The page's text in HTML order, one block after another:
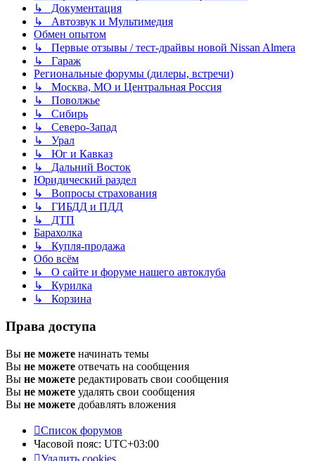
↳ Документация
↳ Автозвук и Мультимедия
Обмен опытом
↳ Первые отзывы / тест-драйвы новой Nissan Almera
↳ Гараж
Региональные форумы (дилеры, встречи)
↳ Москва, МО и Центральная Россия
↳ Поволжье
↳ Сибирь
↳ Северо-Запад
↳ Урал
↳ Юг и Кавказ
↳ Дальний Восток
Юридический раздел
↳ Вопросы страхования
↳ ГИБДД и ПДД
↳ ДТП
Барахолка
↳ Купля-продажа
Обо всём
↳ О сайте и форуме нашего автоклуба
↳ Курилка
↳ Корзина
Права доступа
Вы не можете начинать темы
Вы не можете отвечать на сообщения
Вы не можете редактировать свои сообщения
Вы не можете удалять свои сообщения
Вы не можете добавлять вложения
Список форумов
Часовой пояс: UTC+03:00
Удалить cookies